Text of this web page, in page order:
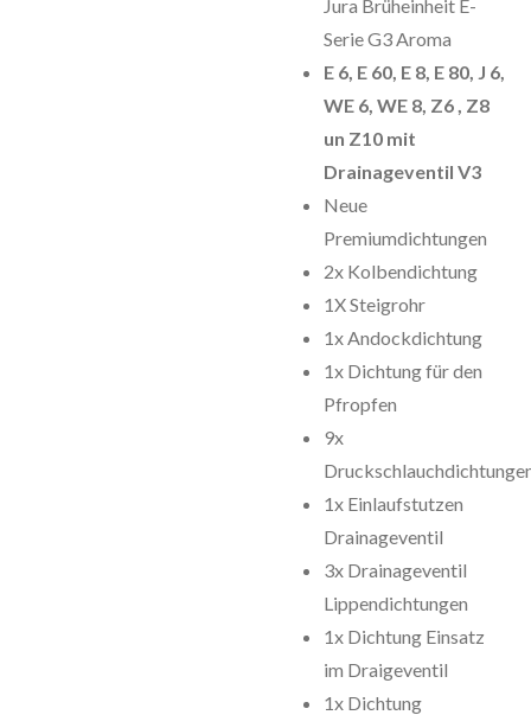
Jura Brüheinheit E-
Serie G3 Aroma
E 6, E 60, E 8, E 80, J 6,
WE 6, WE 8, Z6 , Z8
un Z10 mit
Drainageventil V3
Neue
Premiumdichtungen
2x Kolbendichtung
1X Steigrohr
1x Andockdichtung
1x Dichtung für den
Pfropfen
9x
1x Einlaufstutzen
Drainageventil
3x Drainageventil
Lippendichtungen
1x Dichtung Einsatz
im Draigeventil
1x Dichtung